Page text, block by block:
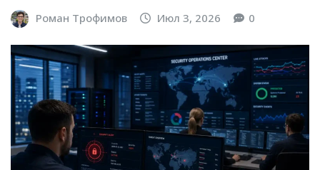
Роман Трофимов Июл 3, 2026 0